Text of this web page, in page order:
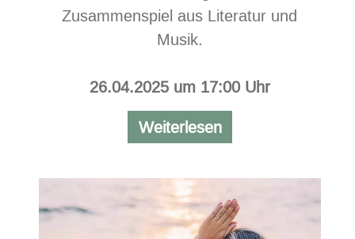
Zusammenspiel aus Literatur und
Musik.
26.04.2025 um 17:00 Uhr
WeiterlesenTheater-
und